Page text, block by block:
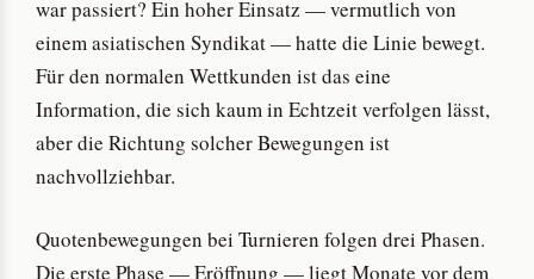
war passiert? Ein hoher Einsatz — vermutlich von
einem asiatischen Syndikat — hatte die Linie bewegt.
Für den normalen Wettkunden ist das eine
Information, die sich kaum in Echtzeit verfolgen lässt,
aber die Richtung solcher Bewegungen ist
nachvollziehbar.
Quotenbewegungen bei Turnieren folgen drei Phasen.
Die erste Phase — Eröffnung — liegt Monate vor dem